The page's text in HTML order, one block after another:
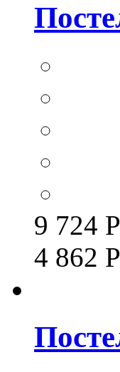
9 724 Р
4 862